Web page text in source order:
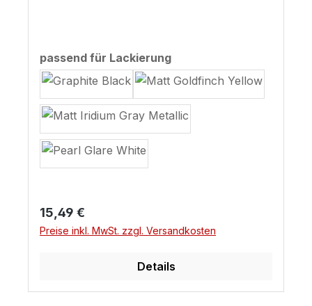
passend für Lackierungauswählen
Regulärer Preis:
15,49 €
Preise inkl. MwSt. zzgl. Versandkosten
Details